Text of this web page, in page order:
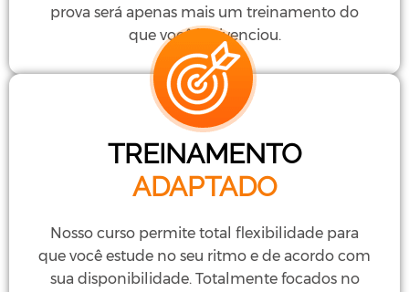
prova será apenas mais um treinamento do
que você já vivenciou.
TREINAMENTO
ADAPTADO
Nosso curso permite total flexibilidade para
que você estude no seu ritmo e de acordo com
sua disponibilidade. Totalmente focados no